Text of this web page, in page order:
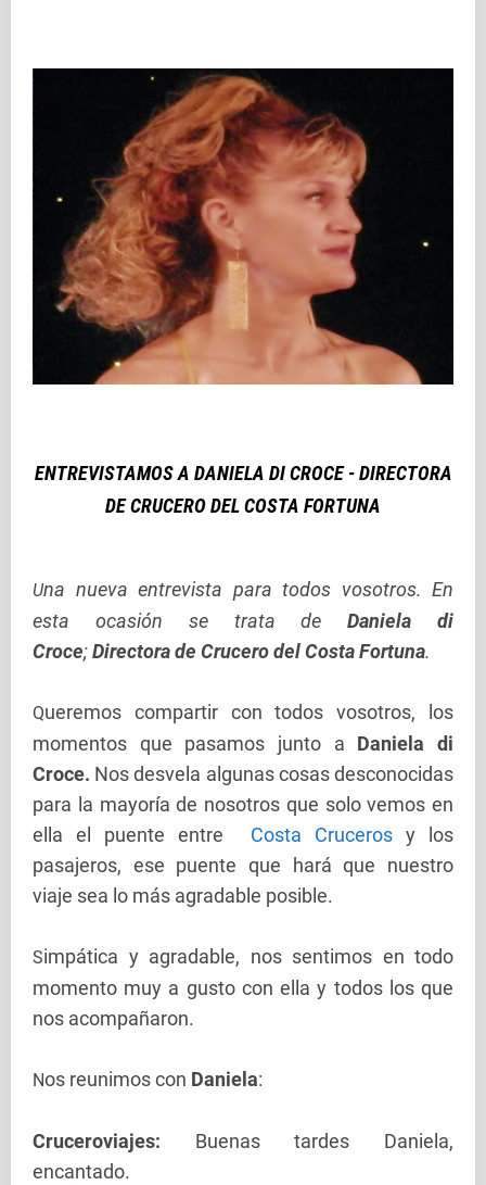
ENTREVISTAMOS A DANIELA DI CROCE - DIRECTORA
DE CRUCERO DEL COSTA FORTUNA
Una nueva entrevista para todos vosotros. En
esta ocasión se trata deDaniela di
Croce;Directora de Crucero del Costa Fortuna.
Queremos compartir con todos vosotros, los
momentos que pasamos junto a Daniela di
Croce. Nos desvela algunas cosas desconocidas
para la mayoría de nosotros que solo vemos en
ella el puente entre Costa Crucerosy los
pasajeros, ese puente que hará que nuestro
viaje sea lo más agradable posible.
Simpática y agradable, nos sentimos en todo
momento muy a gusto con ella y todos los que
nos acompañaron.
Nos reunimos con Daniela:
Cruceroviajes: Buenas tardes Daniela,
encantado.